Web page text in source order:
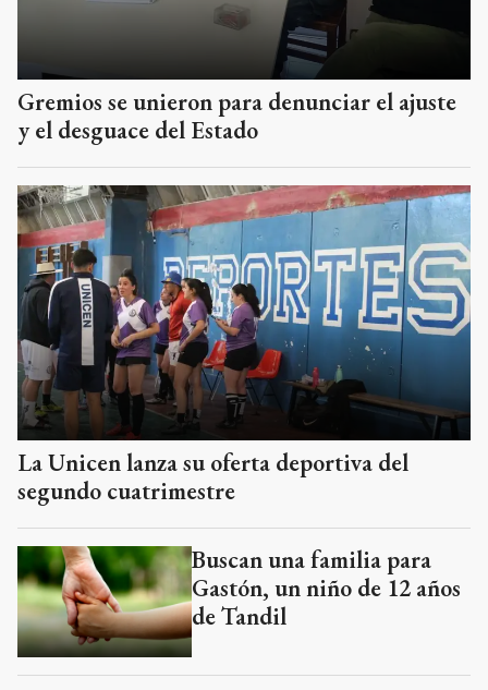
Gremios se unieron para denunciar el ajuste
y el desguace del Estado
La Unicen lanza su oferta deportiva del
segundo cuatrimestre
Buscan una familia para
Gastón, un niño de 12 años
de Tandil